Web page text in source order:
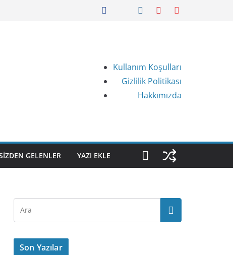
Kullanım Koşulları
Gizlilik Politikası
Hakkımızda
GELENLER YAZI EKLE
Son Yazılar